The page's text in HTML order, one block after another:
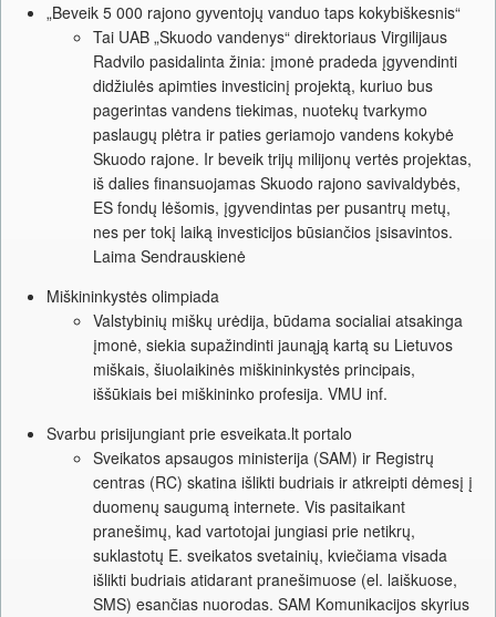
„Beveik 5 000 rajono gyventojų vanduo taps kokybiškesnis“
Tai UAB „Skuodo vandenys“ direktoriaus Virgilijaus
Radvilo pasidalinta žinia: įmonė pradeda įgyvendinti
didžiulės apimties investicinį projektą, kuriuo bus
pagerintas vandens tiekimas, nuotekų tvarkymo
paslaugų plėtra ir paties geriamojo vandens kokybė
Skuodo rajone. Ir beveik trijų milijonų vertės projektas,
iš dalies finansuojamas Skuodo rajono savivaldybės,
ES fondų lėšomis, įgyvendintas per pusantrų metų,
nes per tokį laiką investicijos būsiančios įsisavintos.
Laima Sendrauskienė
Miškininkystės olimpiada
Valstybinių miškų urėdija, būdama socialiai atsakinga
įmonė, siekia supažindinti jaunąją kartą su Lietuvos
miškais, šiuolaikinės miškininkystės principais,
iššūkiais bei miškininko profesija. VMU inf.
Svarbu prisijungiant prie esveikata.lt portalo
Sveikatos apsaugos ministerija (SAM) ir Registrų
centras (RC) skatina išlikti budriais ir atkreipti dėmesį į
duomenų saugumą internete. Vis pasitaikant
pranešimų, kad vartotojai jungiasi prie netikrų,
suklastotų E. sveikatos svetainių, kviečiama visada
išlikti budriais atidarant pranešimuose (el. laiškuose,
SMS) esančias nuorodas. SAM Komunikacijos skyrius